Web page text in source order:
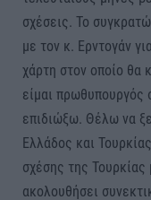
σχέσεις. Το
με τον κ. Ερντογάν
χάρτη στον οποίο θα
είμαι
επιδιώξω. Θέλω να
Ελλάδος και
σχέσης της
ακολουθήσει